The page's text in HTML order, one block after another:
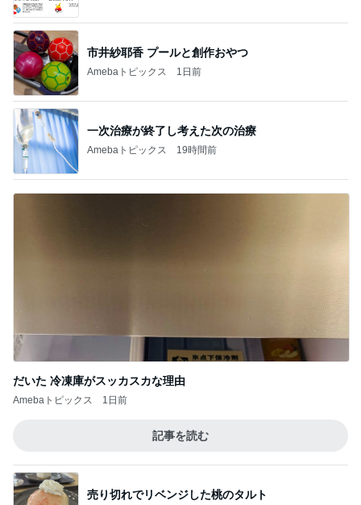
市井紗耶香 プールと創作おやつ
Amebaトピックス 1日前
一次治療が終了し考えた次の治療
Amebaトピックス 19時間前
だいた 冷凍庫がスッカスカな理由
Amebaトピックス 1日前
記事を読む
売り切れでリベンジした桃のタルト